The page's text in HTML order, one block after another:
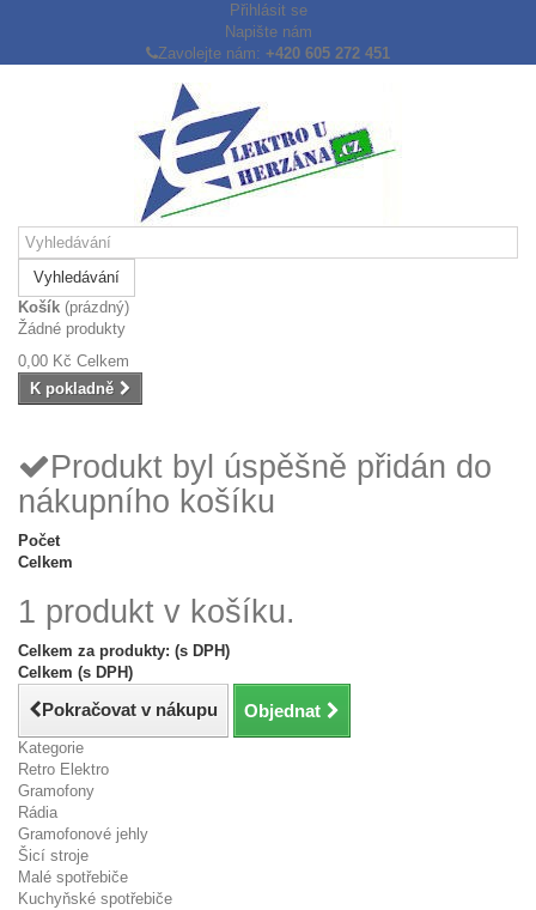
Přihlásit se
Napište nám
Zavolejte nám: +420 605 272 451
Vyhledávání
Košík (prázdný)
Žádné produkty
0,00 Kč Celkem
K pokladně
Produkt byl úspěšně přidán do
nákupního košíku
Počet
Celkem
1 produkt v košíku.
Celkem za produkty: (s DPH)
Celkem (s DPH)
Pokračovat v nákupu Objednat
Kategorie
Retro Elektro
Gramofony
Rádia
Gramofonové jehly
Šicí stroje
Malé spotřebiče
Kuchyňské spotřebiče